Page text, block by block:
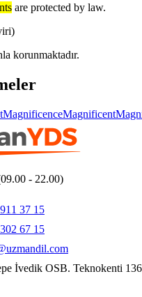
are protected by law.
korunmaktadır.
MagnificenceMagnificent
- 22.00)
37 15
67 15
İvedik OSB. Teknokenti